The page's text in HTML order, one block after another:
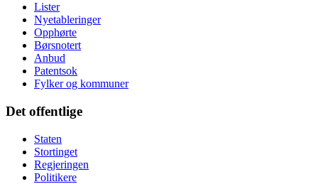
Lister
Nyetableringer
Opphørte
Børsnotert
Anbud
Patentsok
Fylker og kommuner
Det offentlige
Staten
Stortinget
Regjeringen
Politikere